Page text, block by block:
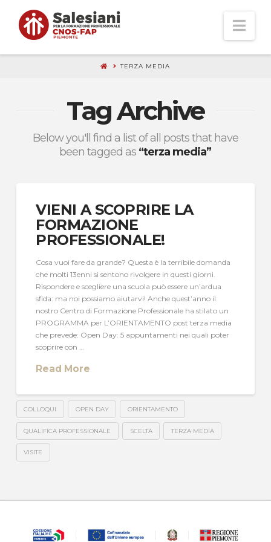
TERZA MEDIA
Tag Archive
Below you'll find a list of all posts that have
been tagged as “terza media”
VIENI A SCOPRIRE LA
FORMAZIONE
PROFESSIONALE!
Cosa vuoi fare da grande? Questa è la terribile domanda
che molti 13enni si sentono rivolgere in questi giorni.
Rispondere e scegliere una scuola può essere un’ardua
sfida: ma noi possiamo aiutarvi! Anche quest’anno il
nostro Centro di Formazione Professionale ha stilato un
PROGRAMMA per L’ORIENTAMENTO post terza media
che prevede: Open Day: 5 appuntamenti nei quali poter
scoprire con …
Read More
COLLOQUI OPEN DAY ORIENTAMENTO
QUALIFICA PROFESSIONALE SCELTA TERZA MEDIA
VISITE